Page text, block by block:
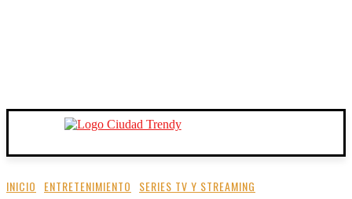
INICIO ENTRETENIMIENTO SERIES TV Y STREAMING